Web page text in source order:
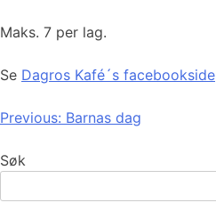
Maks. 7 per lag.
Se Dagros Kafé´s facebookside
Innleggsnavigasjon
Previous: Barnas dag
Søk